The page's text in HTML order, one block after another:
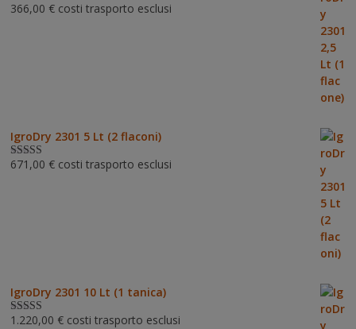
Valutato5.00
366,00 € costi trasporto esclusi
IgroDry 2301 5 Lt (2 flaconi)
Valutato5.00
671,00 € costi trasporto esclusi
IgroDry 2301 10 Lt (1 tanica)
Valutato5.00
1.220,00 € costi trasporto esclusi